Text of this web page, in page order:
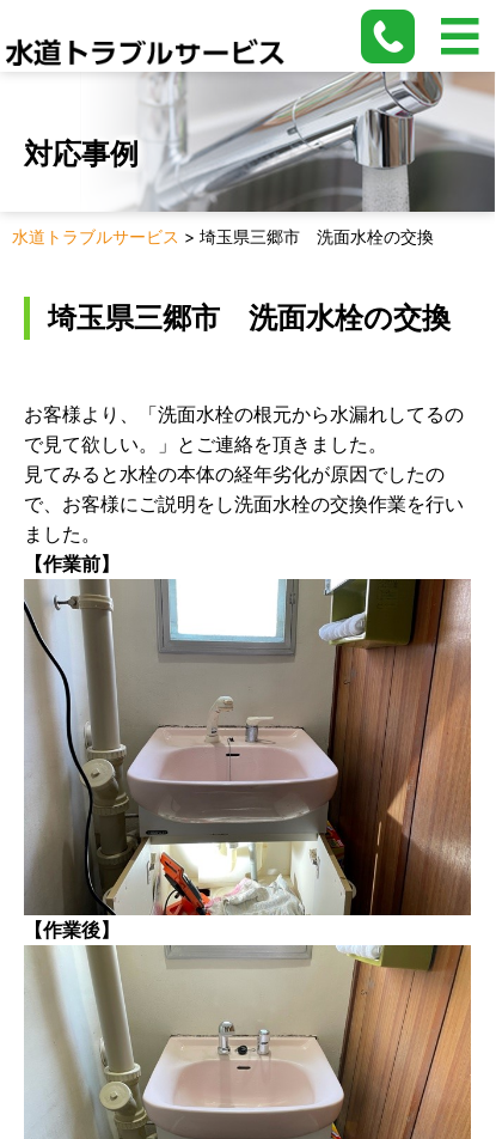
対応事例
水道トラブルサービス > 埼玉県三郷市 洗面水栓の交換
埼玉県三郷市 洗面水栓の交換
お客様より、「洗面水栓の根元から水漏れしてるの
で見て欲しい。」とご連絡を頂きました。
見てみると水栓の本体の経年劣化が原因でしたの
で、お客様にご説明をし洗面水栓の交換作業を行い
ました。
【作業前】
【作業後】